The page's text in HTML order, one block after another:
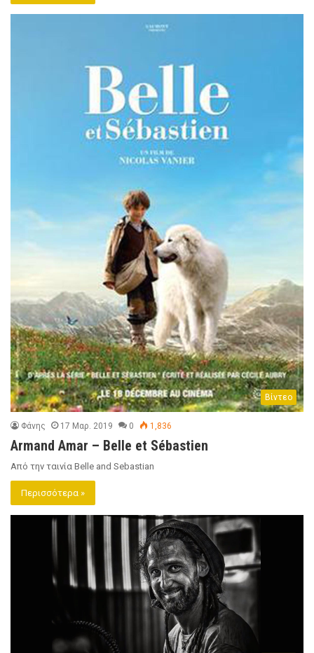
Βίντεο
Φάνης 17 Μαρ. 2019 0 1,836
Armand Amar – Belle et Sébastien
Από την ταινία Belle and Sebastian
Περισσότερα »